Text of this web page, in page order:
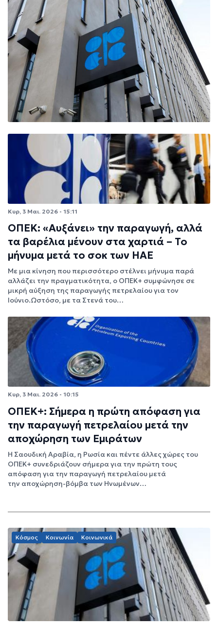
Κυρ, 3 Μαι. 2026 - 15:11
ΟΠΕΚ: «Αυξάνει» την παραγωγή, αλλά
τα βαρέλια μένουν στα χαρτιά – Το
μήνυμα μετά το σοκ των ΗΑΕ
Με μια κίνηση που περισσότερο στέλνει μήνυμα παρά
αλλάζει την πραγματικότητα, ο ΟΠΕΚ+ συμφώνησε σε
μικρή αύξηση της παραγωγής πετρελαίου για τον
Ιούνιο.Ωστόσο, με τα Στενά του…
Κυρ, 3 Μαι. 2026 - 10:15
ΟΠΕΚ+: Σήμερα η πρώτη απόφαση για
την παραγωγή πετρελαίου μετά την
αποχώρηση των Εμιράτων
Η Σαουδική Αραβία, η Ρωσία και πέντε άλλες χώρες του
ΟΠΕΚ+ συνεδριάζουν σήμερα για την πρώτη τους
απόφαση για την παραγωγή πετρελαίου μετά
την αποχώρηση-βόμβα των Ηνωμένων…
Κόσμος Κοινωνία Κοινωνικά